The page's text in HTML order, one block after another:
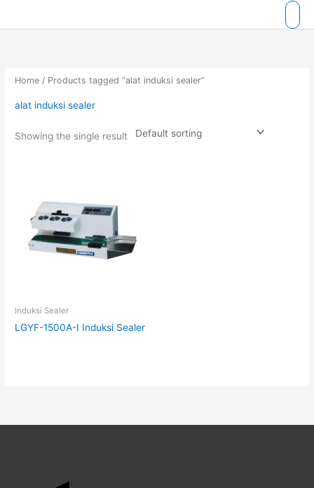
Home / Products tagged “alat induksi sealer”
alat induksi sealer
Showing the single result
Induksi Sealer
LGYF-1500A-I Induksi Sealer